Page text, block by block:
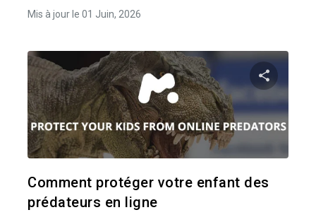
Mis à jour le 01 Juin, 2026
Comment protéger votre enfant des
prédateurs en ligne